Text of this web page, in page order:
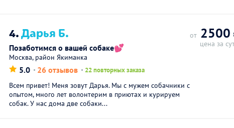
4.Дарья Б.
Позаботимся о вашей собаке💕
Москва, район Якиманка
5.0 26 отзывов 22 повторных заказа
Всем привет! Меня зовут Дарья. Мы с мужем собачники с
опытом, много лет волонтерим в приютах и курируем
собак. У нас дома две собаки...
от
цена за